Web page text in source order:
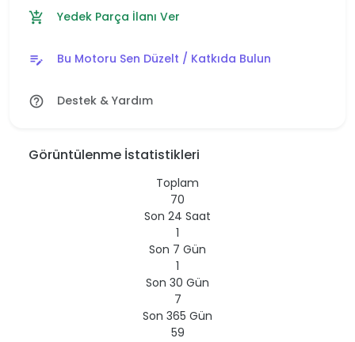
add_shopping_cart Yedek Parça İlanı Ver
edit_note Bu Motoru Sen Düzelt / Katkıda Bulun
help_outline Destek & Yardım
Görüntülenme İstatistikleri
Toplam
70
Son 24 Saat
1
Son 7 Gün
1
Son 30 Gün
7
Son 365 Gün
59